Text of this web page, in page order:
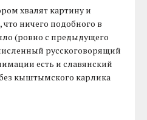
хвалят картину и
ничего подобного в
(ровно с предыдущего
русскоговорящий
есть и славянский
кыштымского карлика